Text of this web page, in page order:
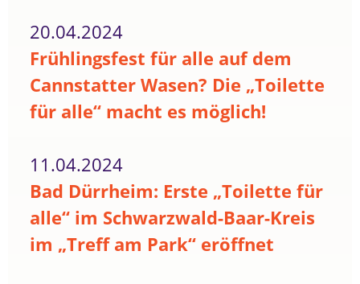
20.04.2024
Frühlingsfest für alle auf dem
Cannstatter Wasen? Die „Toilette
für alle“ macht es möglich!
11.04.2024
Bad Dürrheim: Erste „Toilette für
alle“ im Schwarzwald-Baar-Kreis
im „Treff am Park“ eröffnet